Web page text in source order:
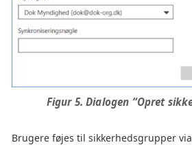
Figur 5. Dialogen “Opret
Brugere føjes til sikkerhedsgrupper